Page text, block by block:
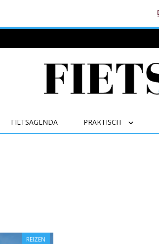
FIETSAGENDA PRAKTISCH
REIZEN